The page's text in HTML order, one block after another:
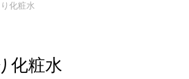
化粧水
化粧水